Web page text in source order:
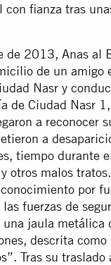
con fianza tras
de 2013, Anas al
de un amigo
Nasr y
de Ciudad Nasr
a reconocer
a
tiempo durante
otros malos
por
fuerzas de
jaula metálica
descrita como
Tras su traslado